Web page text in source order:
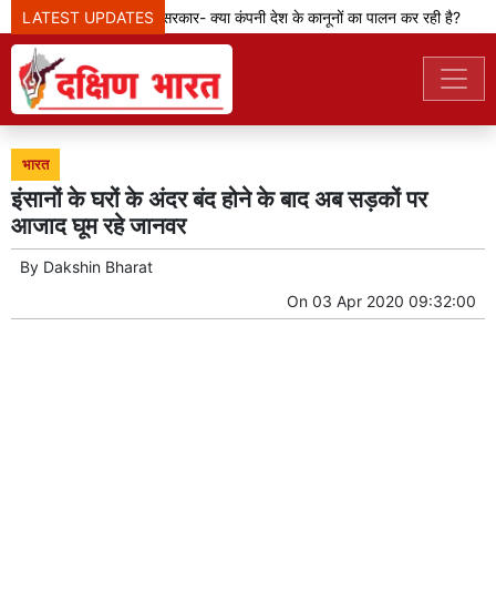
LATEST UPDATES
मेटा टीम से पूछ रही सरकार- क्या कंपनी देश के कानूनों का पालन कर रही है?
भारत
इंसानों के घरों के अंदर बंद होने के बाद अब सड़कों पर
आजाद घूम रहे जानवर
By Dakshin Bharat
On 03 Apr 2020 09:32:00